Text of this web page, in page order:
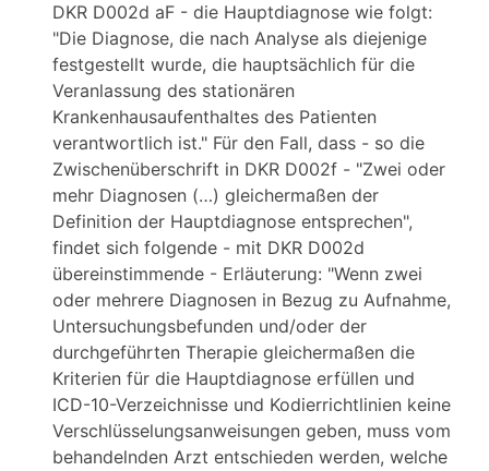
DKR D002d aF - die Hauptdiagnose wie folgt:
"Die Diagnose, die nach Analyse als diejenige
festgestellt wurde, die hauptsächlich für die
Veranlassung des stationären
Krankenhausaufenthaltes des Patienten
verantwortlich ist." Für den Fall, dass - so die
Zwischenüberschrift in DKR D002f - "Zwei oder
mehr Diagnosen (…) gleichermaßen der
Definition der Hauptdiagnose entsprechen",
findet sich folgende - mit DKR D002d
übereinstimmende - Erläuterung: "Wenn zwei
oder mehrere Diagnosen in Bezug zu Aufnahme,
Untersuchungsbefunden und/oder der
durchgeführten Therapie gleichermaßen die
Kriterien für die Hauptdiagnose erfüllen und
ICD-10-Verzeichnisse und Kodierrichtlinien keine
Verschlüsselungsanweisungen geben, muss vom
behandelnden Arzt entschieden werden, welche